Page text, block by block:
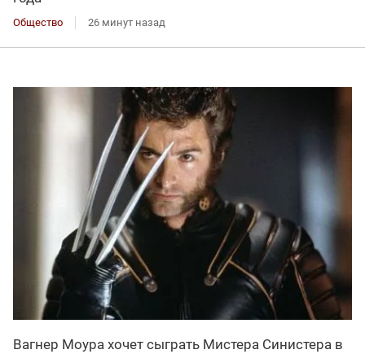
Общество 26 минут назад
Вагнер Моура хочет сыграть Мистера Синистера в